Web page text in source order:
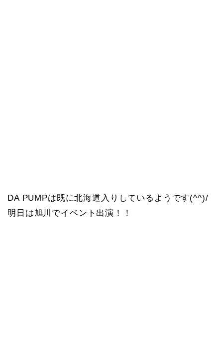
DA PUMPは既に北海道入りしているようです(^^)/
明日は旭川でイベント出演！！